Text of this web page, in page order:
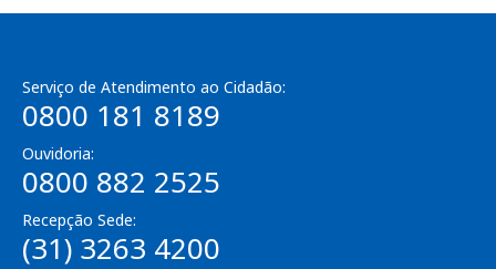
Serviço de Atendimento ao Cidadão:
0800 181 8189
Ouvidoria:
0800 882 2525
Recepção Sede:
(31) 3263 4200